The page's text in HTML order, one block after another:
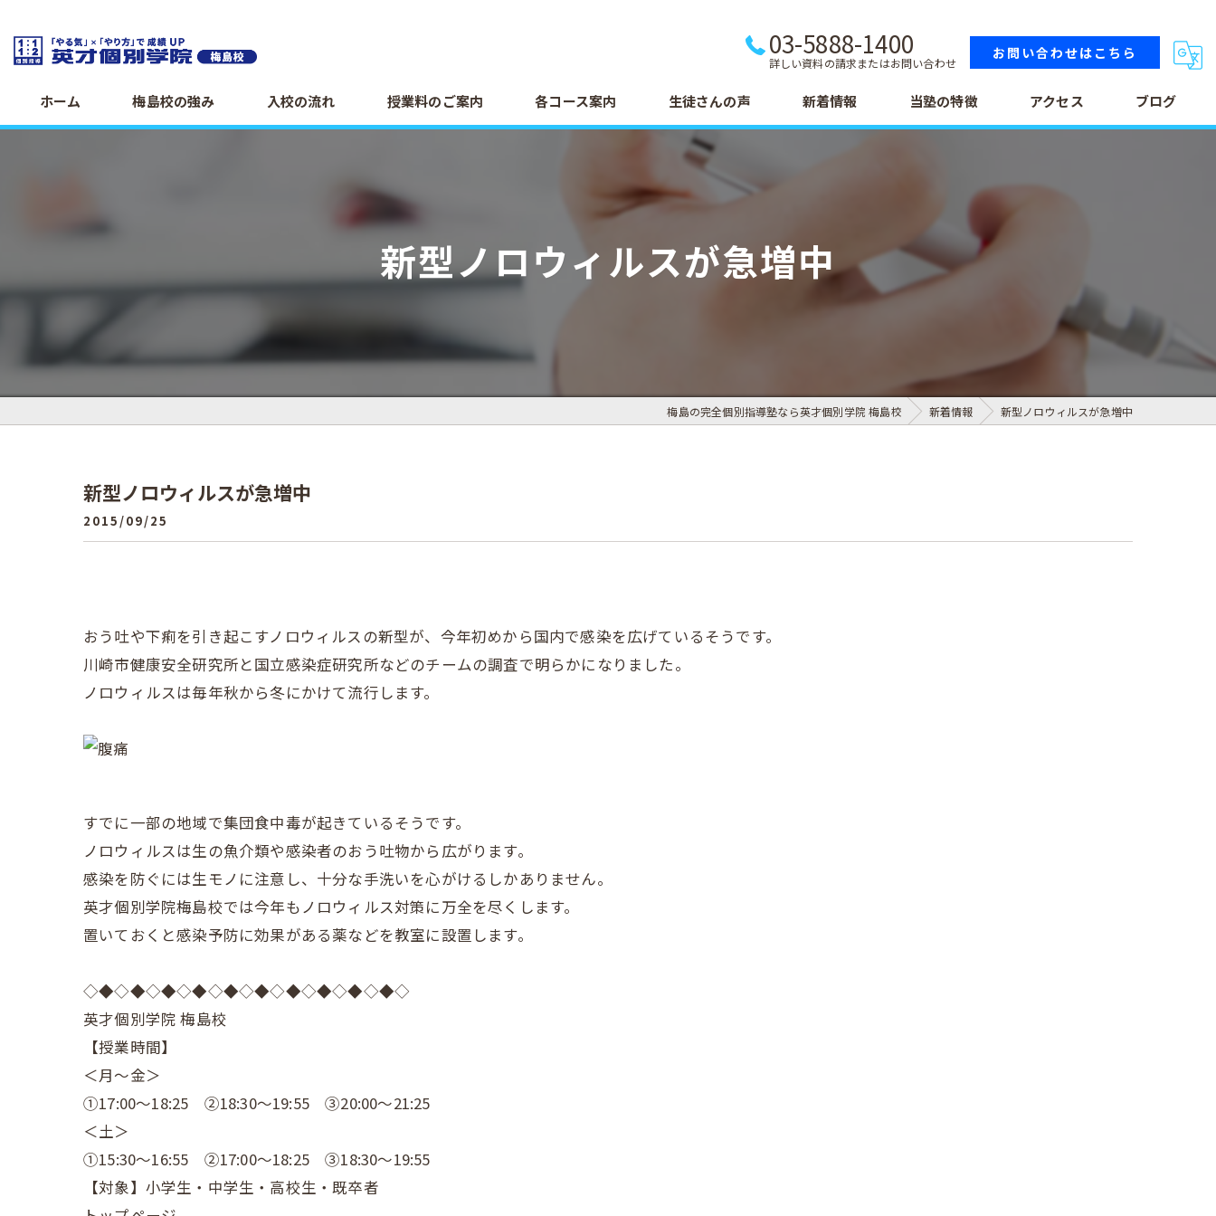
03-5888-1400
詳しい資料の請求またはお問い合わせ
お問い合わせはこちら
ホーム 梅島校の強み 入校の流れ 授業料のご案内 各コース案内 生徒さんの声 新着情報 当塾の特徴
高校生
テスト
アクセス ブログ
新型ノロウィルスが急増中
梅島の完全個別指導塾なら英才個別学院 梅島校 新着情報 新型ノロウィルスが急増中
新型ノロウィルスが急増中
2015/09/25
おう吐や下痢を引き起こすノロウィルスの新型が、今年初めから国内で感染を広げているそうです。
川崎市健康安全研究所と国立感染症研究所などのチームの調査で明らかになりました。
ノロウィルスは毎年秋から冬にかけて流行します。
すでに一部の地域で集団食中毒が起きているそうです。
ノロウィルスは生の魚介類や感染者のおう吐物から広がります。
感染を防ぐには生モノに注意し、十分な手洗いを心がけるしかありません。
英才個別学院梅島校では今年もノロウィルス対策に万全を尽くします。
置いておくと感染予防に効果がある薬などを教室に設置します。
◇◆◇◆◇◆◇◆◇◆◇◆◇◆◇◆◇◆◇◆◇
英才個別学院 梅島校
【授業時間】
＜月～金＞
①17:00～18:25 ②18:30～19:55 ③20:00～21:25
＜土＞
①15:30～16:55 ②17:00～18:25 ③18:30～19:55
【対象】小学生・中学生・高校生・既卒者